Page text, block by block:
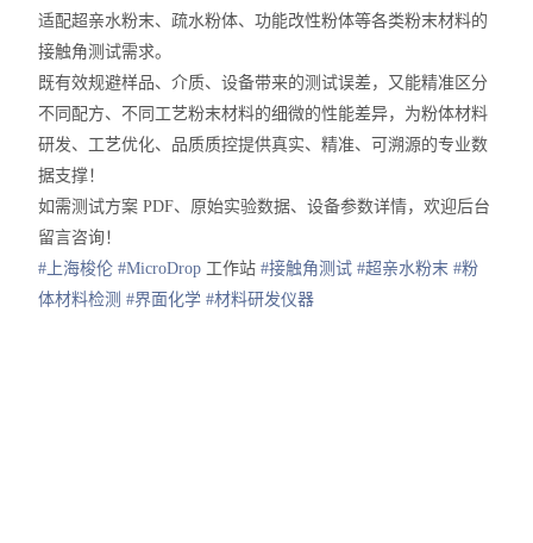
适配超亲水粉末、疏水粉体、功能改性粉体等各类粉末材料的
接触角测试需求。
既有效规避样品、介质、设备带来的测试误差，又能精准区分
不同配方、不同工艺粉末材料的细微的性能差异，为粉体材料
研发、工艺优化、品质质控提供真实、精准、可溯源的专业数
据支撑！
如需测试方案 PDF、原始实验数据、设备参数详情，欢迎后台
留言咨询！
#上海梭伦 #MicroDrop 工作站#接触角测试 #超亲水粉末 #粉
体材料检测 #界面化学 #材料研发仪器